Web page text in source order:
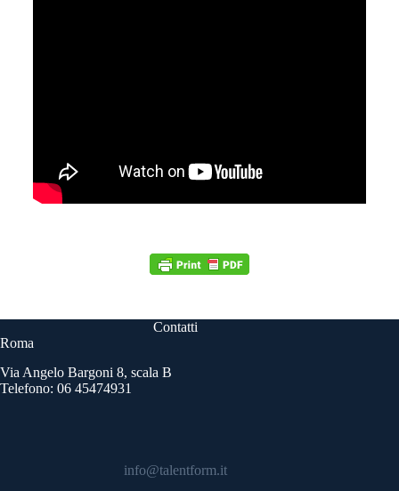
Contatti
Roma
Via Angelo Bargoni 8, scala B
Telefono: 06 45474931
info@talentform.it